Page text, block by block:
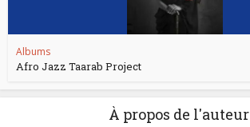
Albums
Afro Jazz Taarab Project
À propos de l'auteur